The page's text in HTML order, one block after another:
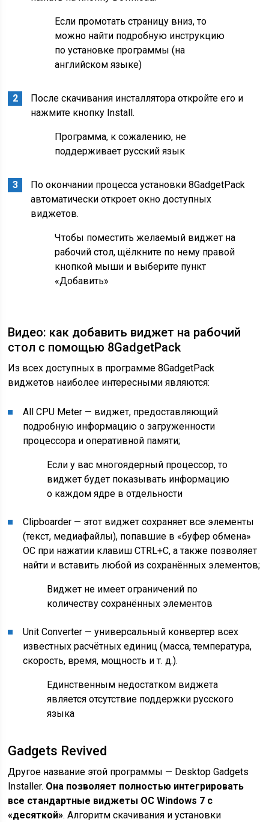
Если промотать страницу вниз, то
можно найти подробную инструкцию
по установке программы (на
английском языке)
После скачивания инсталлятора откройте его и
нажмите кнопку Install.
Программа, к сожалению, не
поддерживает русский язык
По окончании процесса установки 8GadgetPack
автоматически откроет окно доступных
виджетов.
Чтобы поместить желаемый виджет на
рабочий стол, щёлкните по нему правой
кнопкой мыши и выберите пункт
«Добавить»
Видео: как добавить виджет на рабочий
стол с помощью 8GadgetPack
Из всех доступных в программе 8GadgetPack
виджетов наиболее интересными являются:
All CPU Meter — виджет, предоставляющий
подробную информацию о загруженности
процессора и оперативной памяти;
Если у вас многоядерный процессор, то
виджет будет показывать информацию
о каждом ядре в отдельности
Clipboarder — этот виджет сохраняет все элементы
(текст, медиафайлы), попавшие в «буфер обмена»
ОС при нажатии клавиш CTRL+C, а также позволяет
найти и вставить любой из сохранённых элементов;
Виджет не имеет ограничений по
количеству сохранённых элементов
Unit Converter — универсальный конвертер всех
известных расчётных единиц (масса, температура,
скорость, время, мощность и т. д.).
Единственным недостатком виджета
является отсутствие поддержки русского
языка
Gadgets Revived
Другое название этой программы — Desktop Gadgets
Installer. Она позволяет полностью интегрировать
все стандартные виджеты ОС Windows 7 с
«десяткой». Алгоритм скачивания и установки